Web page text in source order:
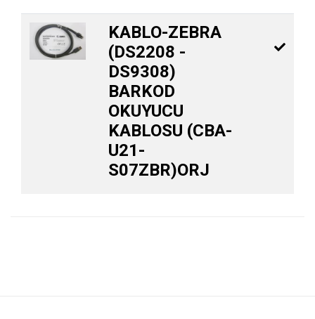
KABLO-ZEBRA
(DS2208 -
DS9308)
BARKOD
OKUYUCU
KABLOSU (CBA-
U21-
S07ZBR)ORJ